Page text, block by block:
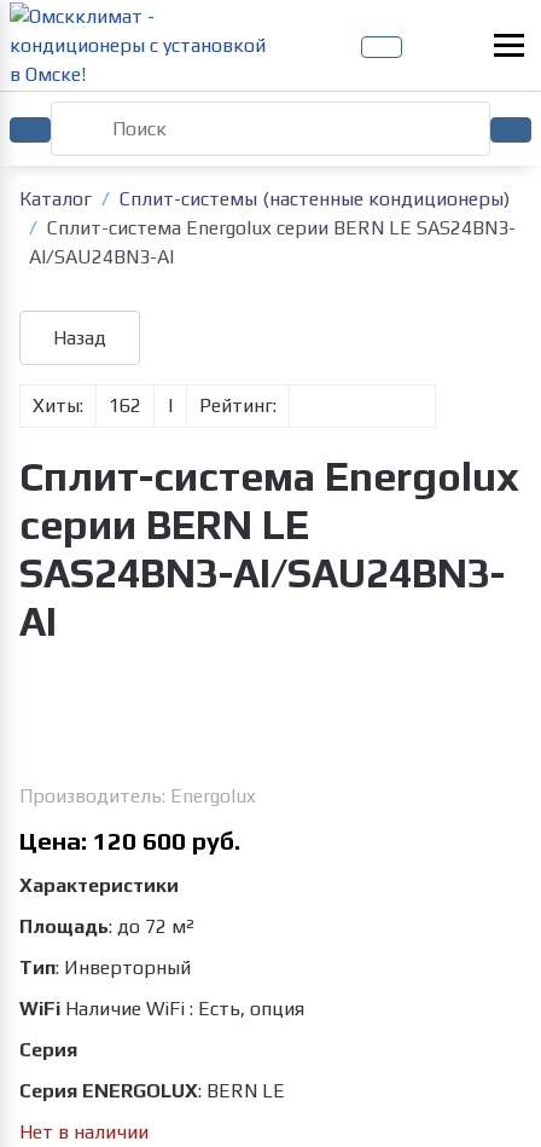
Каталог
Сплит-системы (настенные кондиционеры)
Сплит-система Energolux серии BERN LE SAS24BN3-
AI/SAU24BN3-AI
Хиты: 162 | Рейтинг:
Сплит-система Energolux
серии BERN LE
SAS24BN3-AI/SAU24BN3-
AI
Производитель: Energolux
Цена: 120 600 руб.
Характеристики
Площадь: до 72 м²
Тип: Инверторный
WiFi Наличие WiFi : Есть, опция
Серия
Серия ENERGOLUX: BERN LE
Нет в наличии